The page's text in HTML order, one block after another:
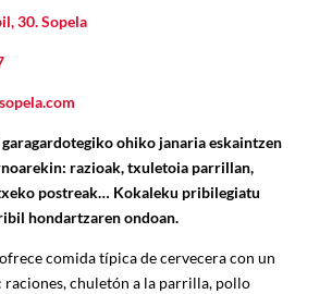
30. Sopela
ohiko janaria eskaintzen
razioak, txuletoia parrillan,
postreak… Kokaleku pribilegiatu
hondartzaren ondoan.
comida típica de cervecera con un
chuletón a la parrilla, pollo